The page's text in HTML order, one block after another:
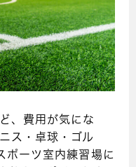
、費用が気にな
ス・卓球・ゴル
ポーツ室内練習場に